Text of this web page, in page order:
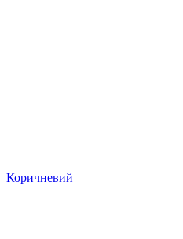
Коричневий